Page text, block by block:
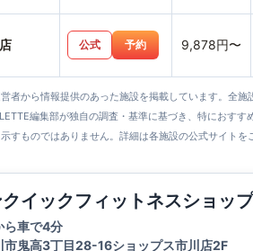
公式 予約 9,878円〜
者から情報提供のあった施設を掲載しています。全施
編集部が独自の調査・基準に基づき、特におすす
すものではありません。詳細は各施設の公式サイトを
イックフィットネスショッ
ら車で4分
市鬼高3丁目28-16ショップス市川店2F